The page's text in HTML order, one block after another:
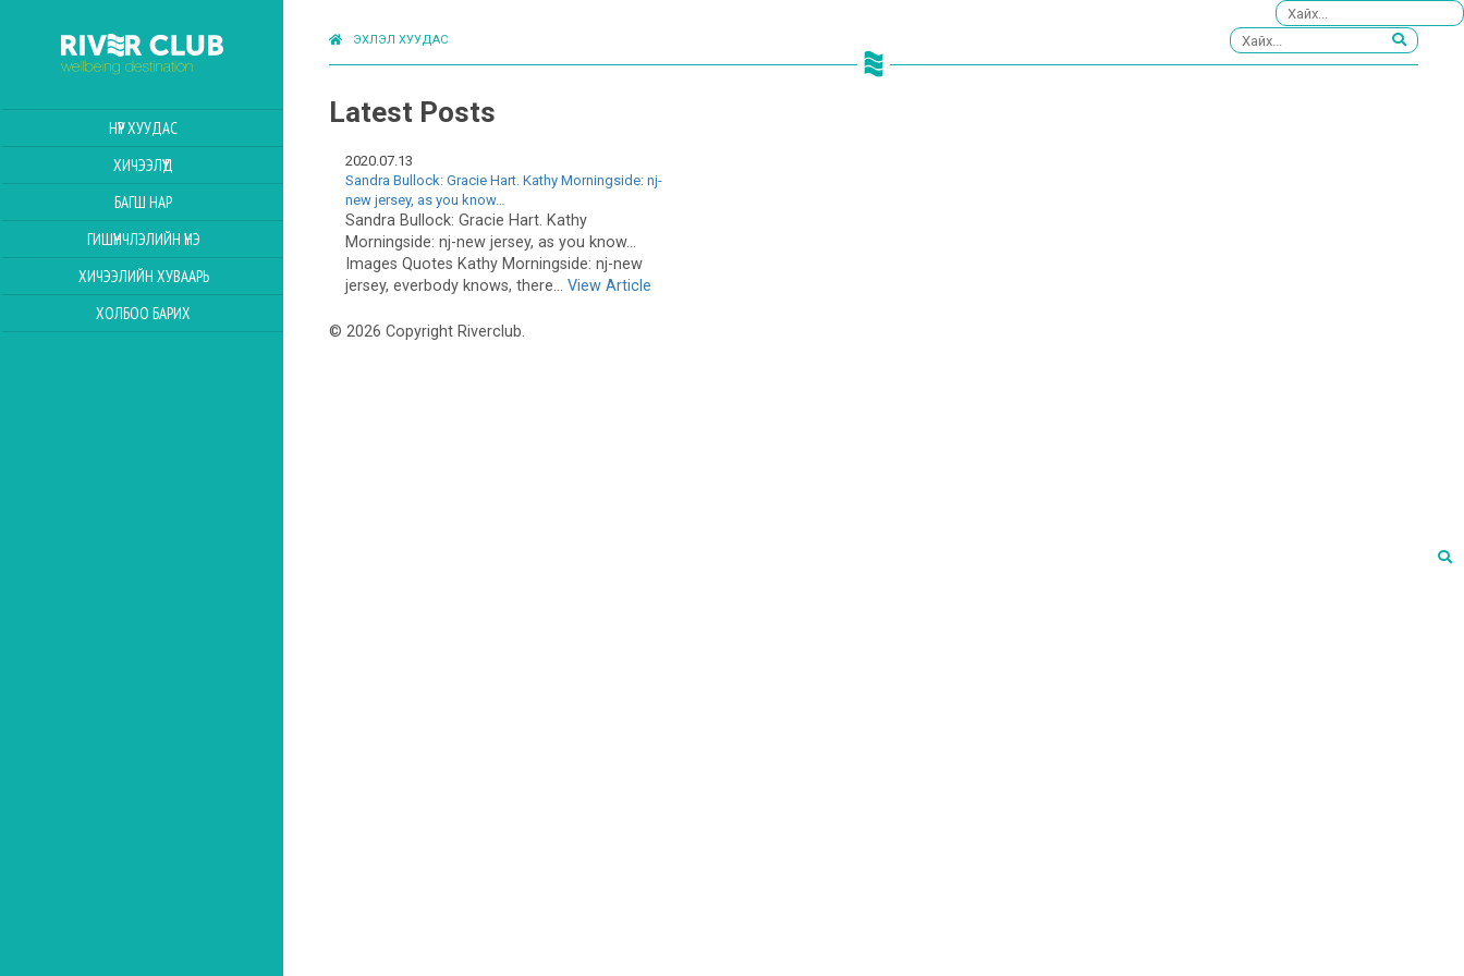
НҮҮР ХУУДАС
ХИЧЭЭЛҮҮД
БАГШ НАР
ГИШҮҮНЧЛЭЛИЙН ҮНЭ
ХИЧЭЭЛИЙН ХУВААРЬ
ХОЛБОО БАРИХ
ЭХЛЭЛ ХУУДАС
Latest Posts
2020.07.13
Sandra Bullock: Gracie Hart. Kathy Morningside: nj-
new jersey, as you know…
Sandra Bullock: Gracie Hart. Kathy
Morningside: nj-new jersey, as you know…
Images Quotes Kathy Morningside: nj-new
jersey, everbody knows, there... View Article
© 2026 Copyright Riverclub.